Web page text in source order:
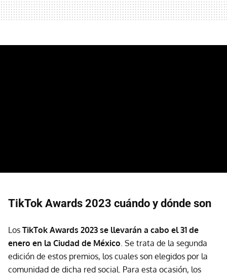
TikTok Awards 2023 cuándo y dónde son
Los TikTok Awards 2023 se llevarán a cabo el 31 de
enero en la Ciudad de México . Se trata de la segunda
edición de estos premios, los cuales son elegidos por la
comunidad de dicha red social. Para esta ocasión, los